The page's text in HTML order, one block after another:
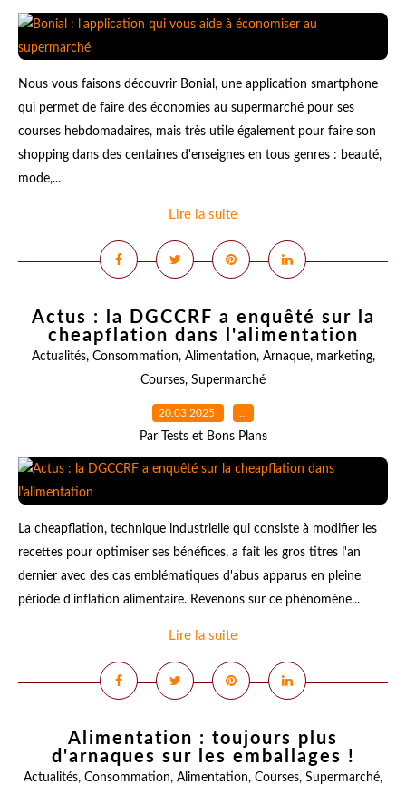
Nous vous faisons découvrir Bonial, une application smartphone
qui permet de faire des économies au supermarché pour ses
courses hebdomadaires, mais très utile également pour faire son
shopping dans des centaines d'enseignes en tous genres : beauté,
mode,...
Lire la suite
Actus : la DGCCRF a enquêté sur la
cheapflation dans l'alimentation
Actualités, Consommation, Alimentation, Arnaque, marketing,
Courses, Supermarché
20.03.2025 …
Par Tests et Bons Plans
La cheapflation, technique industrielle qui consiste à modifier les
recettes pour optimiser ses bénéfices, a fait les gros titres l'an
dernier avec des cas emblématiques d'abus apparus en pleine
période d'inflation alimentaire. Revenons sur ce phénomène...
Lire la suite
Alimentation : toujours plus
d'arnaques sur les emballages !
Actualités, Consommation, Alimentation, Courses, Supermarché,